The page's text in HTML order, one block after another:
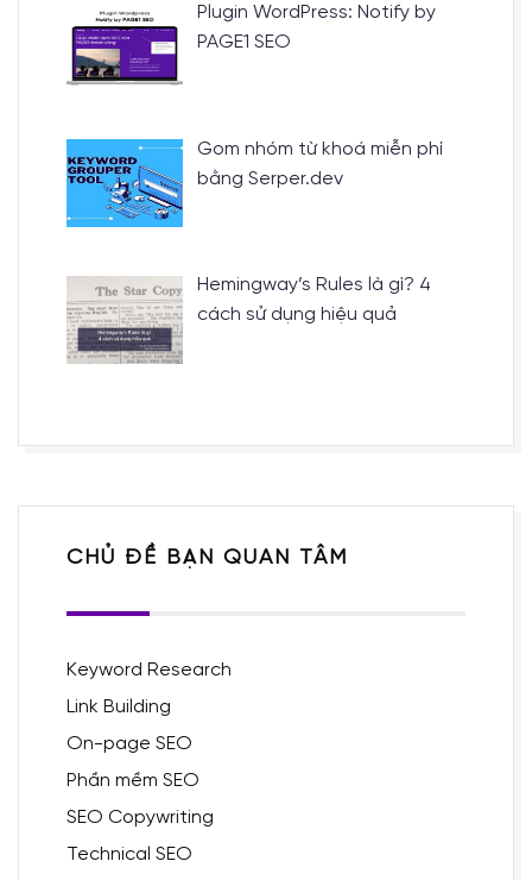
Plugin WordPress: Notify by
PAGE1 SEO
Gom nhóm từ khoá miễn phí
bằng Serper.dev
Hemingway’s Rules là gì? 4
cách sử dụng hiệu quả
CHỦ ĐỀ BẠN QUAN TÂM
Keyword Research
Link Building
On-page SEO
Phần mềm SEO
SEO Copywriting
Technical SEO